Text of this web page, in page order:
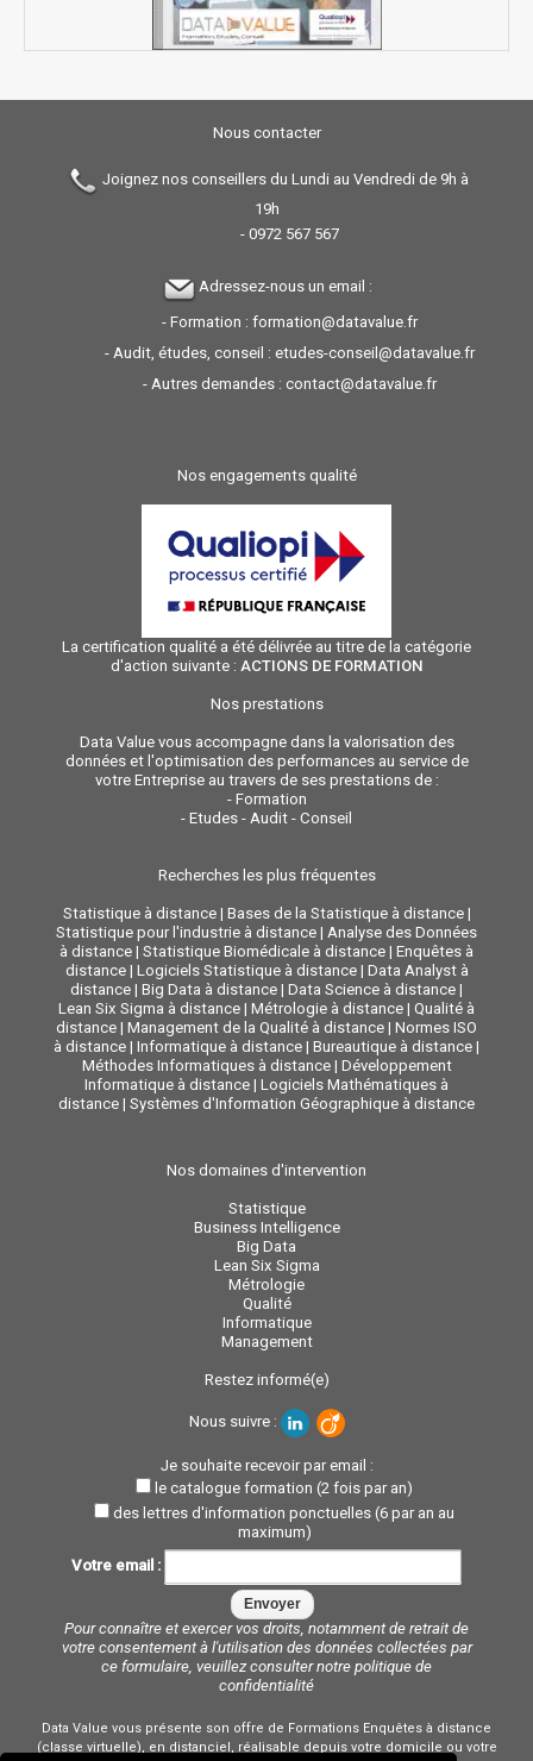
Nous contacter
Joignez nos conseillers du Lundi au Vendredi de 9h à
19h
- 0972 567 567
Adressez-nous un email :
- Formation : formation@datavalue.fr
- Audit, études, conseil : etudes-conseil@datavalue.fr
- Autres demandes : contact@datavalue.fr
Nos engagements qualité
La certification qualité a été délivrée au titre de la catégorie
d'action suivante : ACTIONS DE FORMATION
Nos prestations
Data Value vous accompagne dans la valorisation des
données et l'optimisation des performances au service de
votre Entreprise au travers de ses prestations de :
- Formation
- Etudes - Audit - Conseil
Recherches les plus fréquentes
Statistique à distance| Bases de la Statistique à distance|
Statistique pour l'industrie à distance | Analyse des Données
à distance | Statistique Biomédicale à distance | Enquêtes à
distance| Logiciels Statistique à distance| Data Analyst à
distance | Big Data à distance | Data Science à distance |
Lean Six Sigma à distance | Métrologie à distance | Qualité à
distance | Management de la Qualité à distance | Normes ISO
à distance | Informatique à distance | Bureautique à distance |
Méthodes Informatiques à distance| Développement
Informatique à distance | Logiciels Mathématiques à
distance | Systèmes d'Information Géographique à distance
Nos domaines d'intervention
Statistique
Business Intelligence
Big Data
Lean Six Sigma
Métrologie
Qualité
Informatique
Management
Restez informé(e)
Nous suivre :
Je souhaite recevoir par email :
le catalogue formation (2 fois par an)
des lettres d'information ponctuelles (6 par an au
maximum)
Votre email :
Pour connaître et exercer vos droits, notamment de retrait de
votre consentement à l'utilisation des données collectées par
ce formulaire, veuillez consulter notre politique de
confidentialité
Data Value vous présente son offre de Formations Enquêtes à distance
(classe virtuelle), en distanciel, réalisable depuis votre domicile ou votre